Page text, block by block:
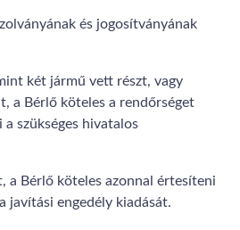
és jogosítványának
két jármű vett részt, vagy
a Bérlő köteles a rendőrséget
szükséges hivatalos
a Bérlő köteles azonnal értesíteni
javítási engedély kiadását.